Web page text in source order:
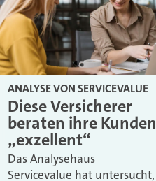
ANALYSE VON SERVICEVALUE
Diese Versicherer
beraten ihre Kunden
„exzellent“
Das Analysehaus
Servicevalue hat untersucht,